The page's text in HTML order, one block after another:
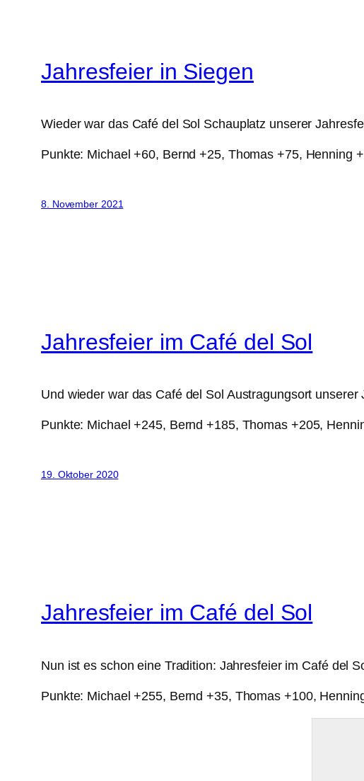
Jahresfeier in Siegen
Wieder war das Café del Sol Schauplatz unserer
Punkte: Michael +60, Bernd +25, Thomas +75, Henning
8. November 2021
Jahresfeier im Café del Sol
Und wieder war das Café del Sol Austragungsort
Punkte: Michael +245, Bernd +185, Thomas +205,
19. Oktober 2020
Jahresfeier im Café del Sol
Nun ist es schon eine Tradition: Jahresfeier im Café del
Punkte: Michael +255, Bernd +35, Thomas +100,